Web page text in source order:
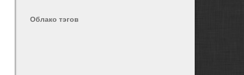
Облако тэгов